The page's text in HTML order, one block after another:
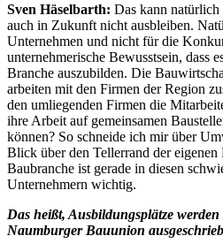
Sven Häselbarth: Das kann
auch in Zukunft nicht ausbleiben.
Unternehmen und nicht für die
unternehmerische Bewusstsein, dass
Branche auszubilden. Die
arbeiten mit den Firmen der Region
den umliegenden Firmen die
ihre Arbeit auf gemeinsamen
können? So schneide ich mir über
Blick über den Tellerrand der eigenen
Baubranche ist gerade in diesen
Unternehmern wichtig.
Das heißt, Ausbildungsplätze
Naumburger Bauunion